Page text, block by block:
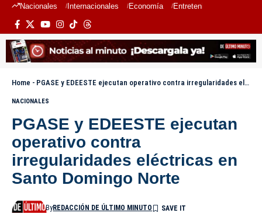
Nacionales Internacionales Economía Entretenimiento
Home - PGASE y EDEESTE ejecutan operativo contra irregularidades eléctricas en Santo Domingo Norte
NACIONALES
PGASE y EDEESTE ejecutan
operativo contra
irregularidades eléctricas en
Santo Domingo Norte
ByREDACCIÓN DE ÚLTIMO MINUTO